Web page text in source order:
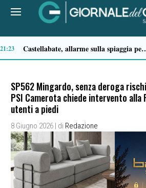
Premio Terre del Bussento, si alza il sipario: stasera Roberto Fico apre l’11ª edizione
SP562 Mingardo, senza deroga
PSI Camerota chiede intervento alla
utenti a piedi
8 Giugno 2026 | di Redazione